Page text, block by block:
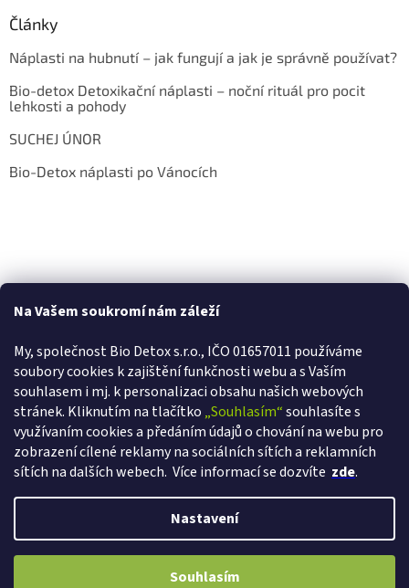
Na Vašem soukromí nám záleží
My, společnost Bio Detox s.r.o., IČO 01657011 používáme
soubory cookies k zajištění funkčnosti webu a s Vaším
souhlasem i mj. k personalizaci obsahu našich webových
stránek. Kliknutím na tlačítko „Souhlasím“souhlasíte s
využívaním cookies a předáním údajů o chování na webu pro
zobrazení cílené reklamy na sociálních sítích a reklamních
sítích na dalších webech. Více informací se dozvíte zde.
Nastavení
Souhlasím
VÁŽÍME SI VAŠÍ VĚRNOSTI! Ihned při registraci získáváte slevu 2% a s
Články
Náplasti na hubnutí – jak fungují a jak je správně používat?
Bio-detox Detoxikační náplasti – noční rituál pro pocit
lehkosti a pohody
SUCHEJ ÚNOR
Bio-Detox náplasti po Vánocích
Copyright 2026Bio-detox.cz. Všechna práva vyhrazena.Upravit
nastavení cookies